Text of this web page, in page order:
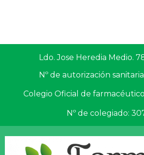
Ldo. Jose Heredia Medio.
Nº de autorización
Colegio Oficial de
Nº de colegiado: